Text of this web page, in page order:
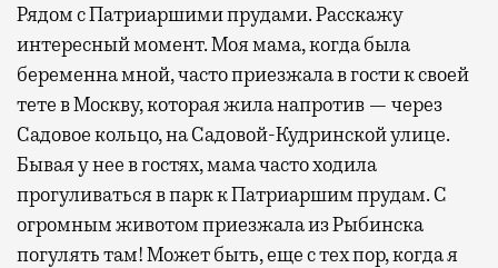
Рядом с Патриаршими прудами. Расскажу
интересный момент. Моя мама, когда была
беременна мной, часто приезжала в гости к своей
тете в Москву, которая жила напротив — через
Садовое кольцо, на Садовой-Кудринской улице.
Бывая у нее в гостях, мама часто ходила
прогуливаться в парк к Патриаршим прудам. С
огромным животом приезжала из Рыбинска
погулять там! Может быть, еще с тех пор, когда я